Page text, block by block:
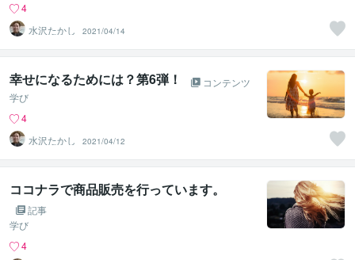
4
水沢たかし
2021/04/14
幸せになるためには？第6弾！
コンテンツ
学び
4
水沢たかし
2021/04/12
ココナラで商品販売を行っています。
記事
学び
4